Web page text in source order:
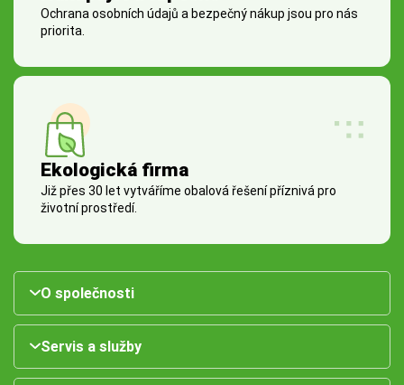
Ochrana osobních údajů a bezpečný nákup jsou pro nás
priorita.
Ekologická firma
Již přes 30 let vytváříme obalová řešení příznivá pro
životní prostředí.
O společnosti
Servis a služby